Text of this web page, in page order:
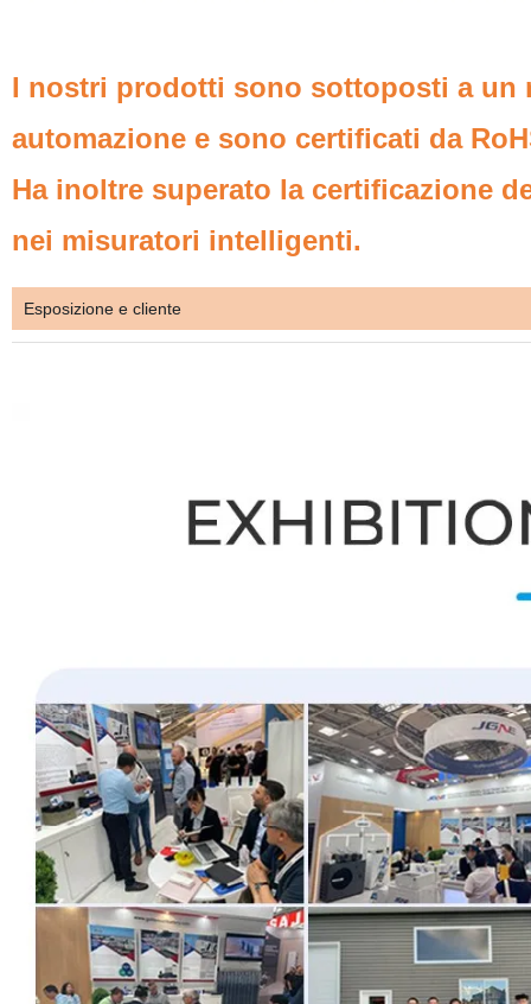
I nostri prodotti sono sottoposti a
automazione e sono certificati da
Ha inoltre superato la certificazione
nei misuratori intelligenti.
Esposizione e cliente